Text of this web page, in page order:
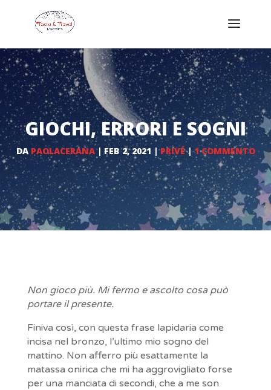
GIOCHI, ERRORI E SOGNI
DA PAOLACERANA|FEB 2, 2021|PRIVÉ|1 COMMENTO
Non gioco più. Mi fermo e ascolto cosa può
portare il presente.
Finiva così, con questa frase lapidaria come
incisa nel bronzo, l’ultimo mio sogno del
mattino. Non afferro più esattamente la
matassa onirica che mi ha aggrovigliato forse
per una manciata di secondi, che a me son